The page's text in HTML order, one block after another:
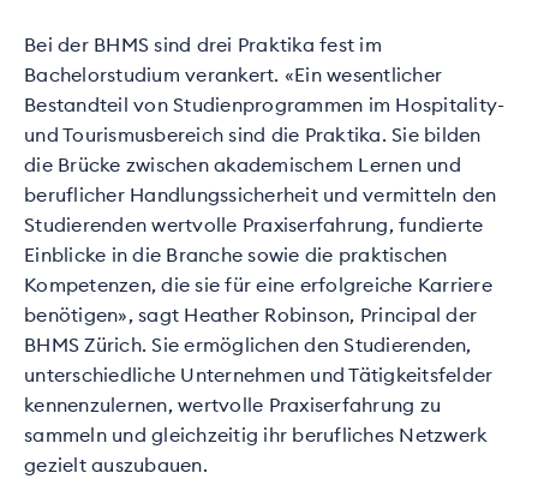
Bei der BHMS sind drei Praktika fest im
Bachelorstudium verankert. «Ein wesentlicher
Bestandteil von Studienprogrammen im Hospitality-
und Tourismusbereich sind die Praktika. Sie bilden
die Brücke zwischen akademischem Lernen und
beruflicher Handlungssicherheit und vermitteln den
Studierenden wertvolle Praxiserfahrung, fundierte
Einblicke in die Branche sowie die praktischen
Kompetenzen, die sie für eine erfolgreiche Karriere
benötigen», sagt Heather Robinson, Principal der
BHMS Zürich. Sie ermöglichen den Studierenden,
unterschiedliche Unternehmen und Tätigkeitsfelder
kennenzulernen, wertvolle Praxiserfahrung zu
sammeln und gleichzeitig ihr berufliches Netzwerk
gezielt auszubauen.